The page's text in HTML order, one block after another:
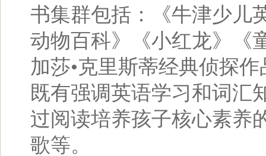
书集群包括：《牛津少儿
动物百科》《小红龙》
加莎•克里斯蒂经典侦探
既有强调英语学习和词汇
过阅读培养孩子核心素养
歌等。